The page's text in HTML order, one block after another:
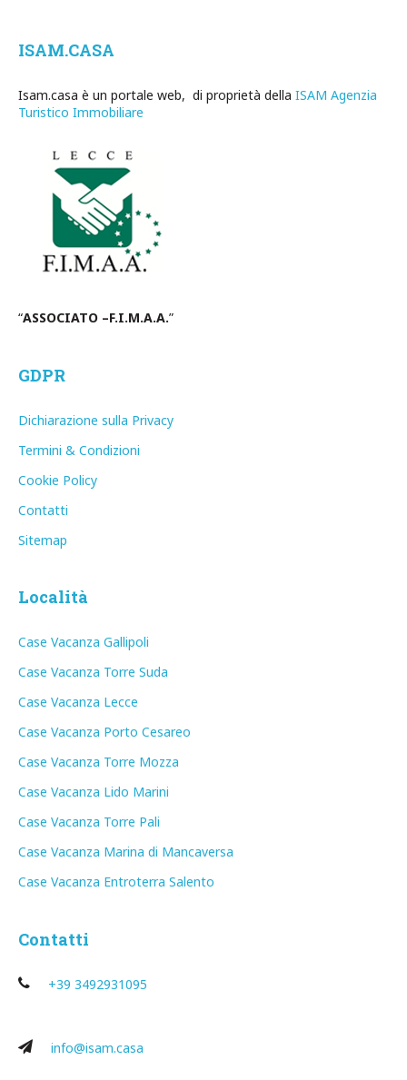
ISAM.CASA
Isam.casa è un portale web, di proprietà della ISAM Agenzia
Turistico Immobiliare
“ASSOCIATO –F.I.M.A.A.”
GDPR
Dichiarazione sulla Privacy
Termini & Condizioni
Cookie Policy
Contatti
Sitemap
Località
Case Vacanza Gallipoli
Case Vacanza Torre Suda
Case Vacanza Lecce
Case Vacanza Porto Cesareo
Case Vacanza Torre Mozza
Case Vacanza Lido Marini
Case Vacanza Torre Pali
Case Vacanza Marina di Mancaversa
Case Vacanza Entroterra Salento
Contatti
+39 3492931095
info@isam.casa